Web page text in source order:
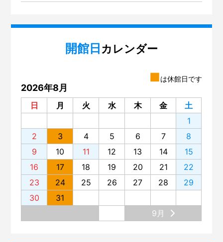
開館日 カレンダー
■は休館日です
2026年8月
日 月 火 水 木 金
土
1
2
3 4 5 6 7
8
9
10 11 12 13 14
15
16
17 18 19 20 21
22
23
24 25 26 27 28
29
30
31
9月